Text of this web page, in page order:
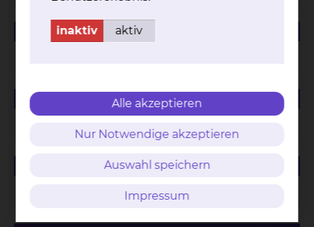
PDF
1.48 MB
Speiseplan KW28 (06.07.-12.07.2026)
inaktiv aktiv
Alle akzeptieren
Nur Notwendige akzeptieren
Auswahl speichern
Impressum